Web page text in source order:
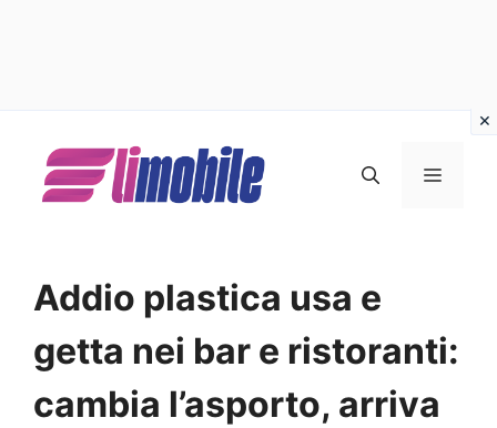
contenuto
MENU
Addio plastica usa e
getta nei bar e ristoranti:
cambia l’asporto, arriva